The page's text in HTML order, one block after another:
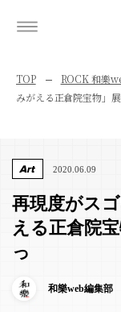
TOP ROCK 和樂
みがえる正倉院宝物」
Art 2020.06.09
再現度がス
える正倉院
っ
和樂web編集部